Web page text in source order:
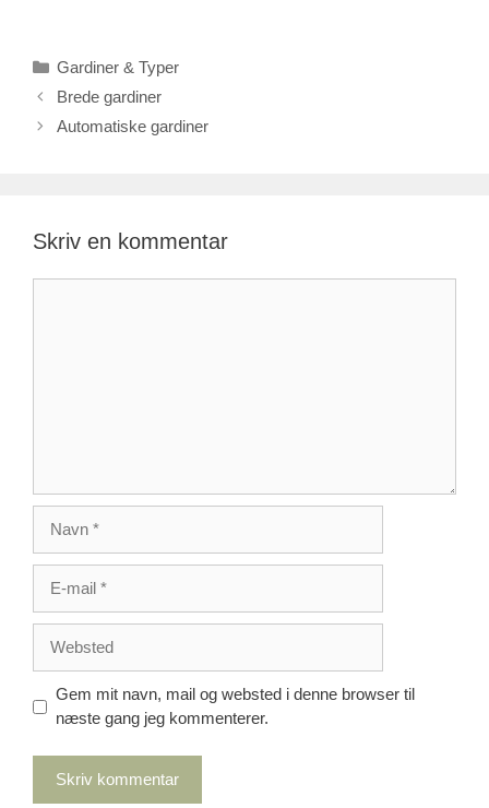
Kategorier
Gardiner & Typer
Brede gardiner
Automatiske gardiner
Skriv en kommentar
mail
Gem mit navn, mail og websted i denne browser til
næste gang jeg kommenterer.